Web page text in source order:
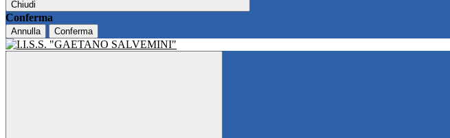
Chiudi
Conferma
Annulla Conferma